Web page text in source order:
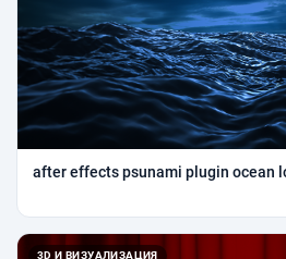
after effects psunami plugin ocean
3D И ВИЗУАЛИЗАЦИЯ